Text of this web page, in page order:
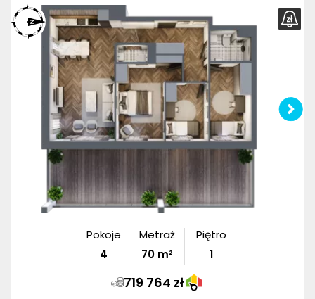
Pokoje
4
Metraż
70 m²
Piętro
1
719 764 zł